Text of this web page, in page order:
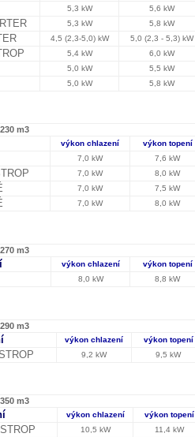
5,3 kW 5,6 kW
5,3 kW 5,8 kW
4,5 (2,3-5,0) kW 5,0 (2,3 - 5,3) kW
5,4 kW 6,0 kW
5,0 kW 5,5 kW
5,0 kW 5,8 kW
m3
výkon chlazení výkon topení
7,0 kW 7,6 kW
7,0 kW 8,0 kW
7,0 kW 7,5 kW
7,0 kW 8,0 kW
m3
výkon chlazení výkon topení
8,0 kW 8,8 kW
m3
výkon chlazení výkon topení
9,2 kW 9,5 kW
m3
výkon chlazení výkon topení
10,5 kW 11,4 kW